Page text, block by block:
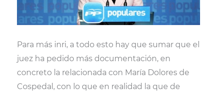
Para más inri, a todo esto hay que sumar que el
juez ha pedido más documentación, en
concreto la relacionada con María Dolores de
Cospedal, con lo que en realidad la que de